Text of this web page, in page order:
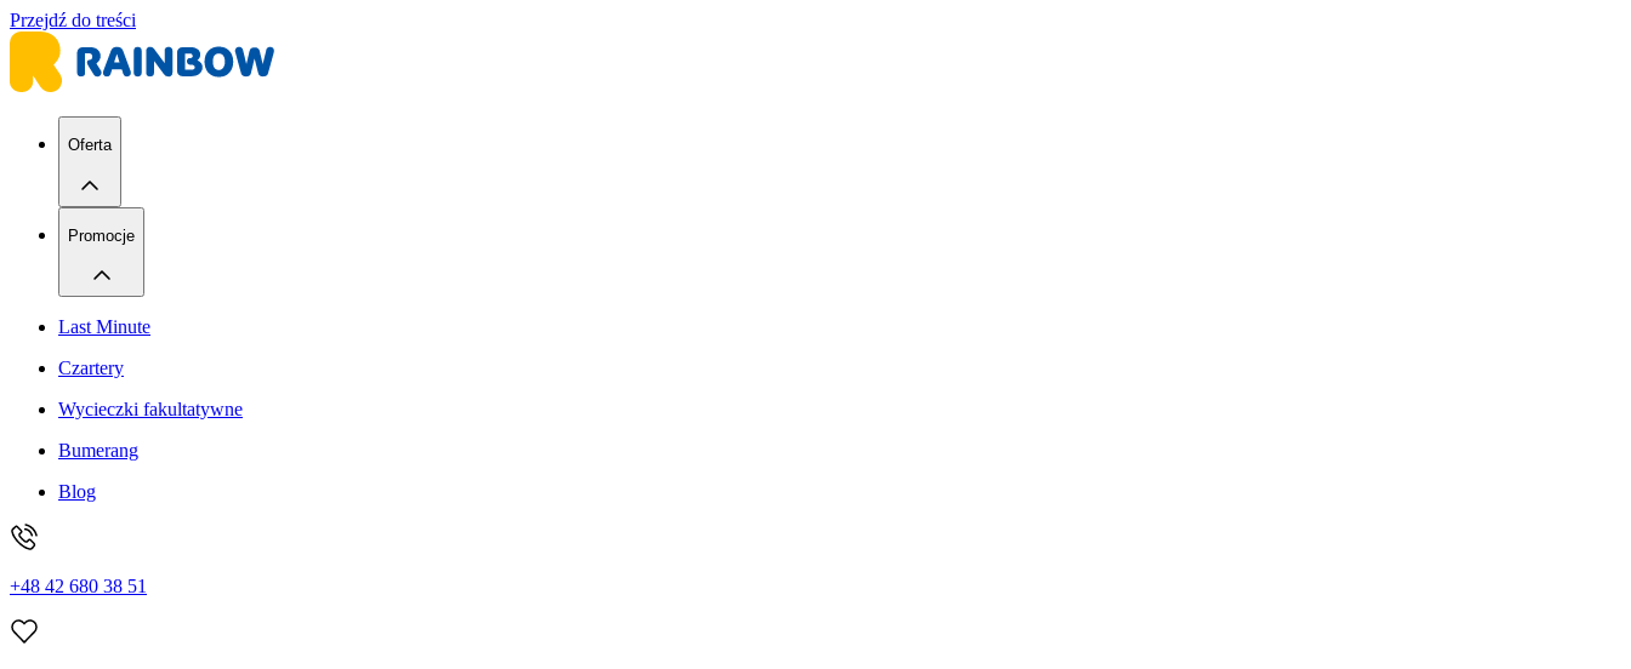
Przejdź do treści
Oferta
Promocje
Last Minute
Czartery
Wycieczki fakultatywne
Bumerang
Blog
+48 42 680 38 51